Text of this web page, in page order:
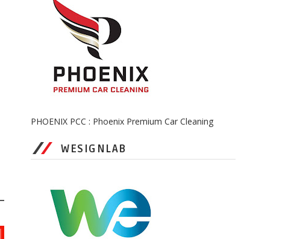
PHOENIX PCC : Phoenix Premium Car Cleaning
WESIGNLAB